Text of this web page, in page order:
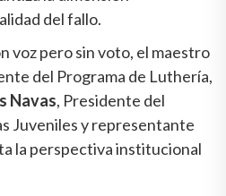
del fallo.
voz pero sin voto, el maestro
del Programa de Luthería,
Navas, Presidente del
Juveniles y representante
la perspectiva institucional